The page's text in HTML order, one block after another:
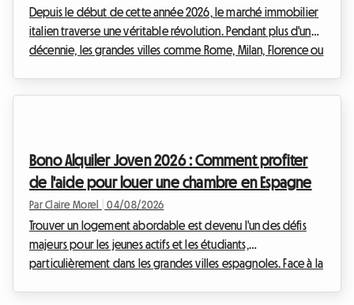
Depuis le début de cette année 2026, le marché immobilier
italien traverse une véritable révolution. Pendant plus d'une
décennie, les grandes villes comme Rome, Milan, Florence ou
drastiques bouleverse les habitu...
Bono Alquiler Joven 2026 : Comment profiter
de l'aide pour louer une chambre en Espagne
Par Claire Morel 04/08/2026
Trouver un logement abordable est devenu l'un des défis
majeurs pour les jeunes actifs et les étudiants,
particulièrement dans les grandes villes espagnoles. Face à la